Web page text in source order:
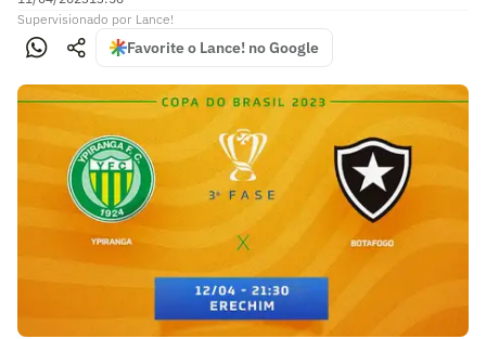
Supervisionado por Lance!
Favorite o Lance! no Google